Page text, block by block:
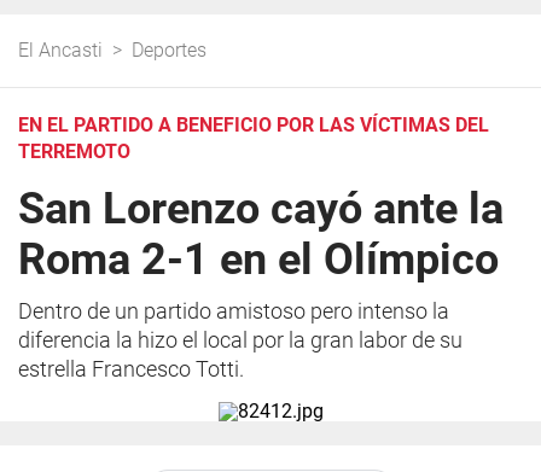
El Ancasti > Deportes
EN EL PARTIDO A BENEFICIO POR LAS VÍCTIMAS DEL
TERREMOTO
San Lorenzo cayó ante la
Roma 2-1 en el Olímpico
Dentro de un partido amistoso pero intenso la
diferencia la hizo el local por la gran labor de su
estrella Francesco Totti.